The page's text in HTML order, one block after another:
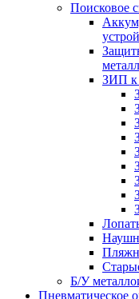
Поисковое
ЗИП к
Б/У
Пневматическое